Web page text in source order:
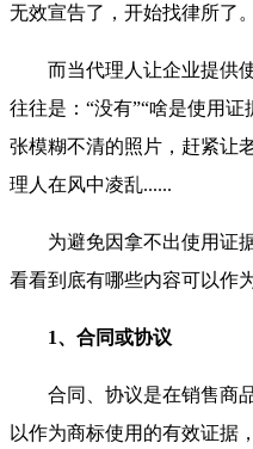
无效宣告了，开始找律所了。
而当代理人让企业提供使
往往是：“没有”“啥是使用
张模糊不清的照片，赶紧让
理人在风中凌乱......
为避免因拿不出使用证据
看看到底有哪些内容可以作
1、合同或协议
合同、协议是在销售商品
以作为商标使用的有效证据